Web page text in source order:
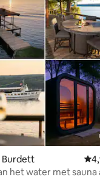
van 4,95 uit 5, 220
Burdett
het water met sauna